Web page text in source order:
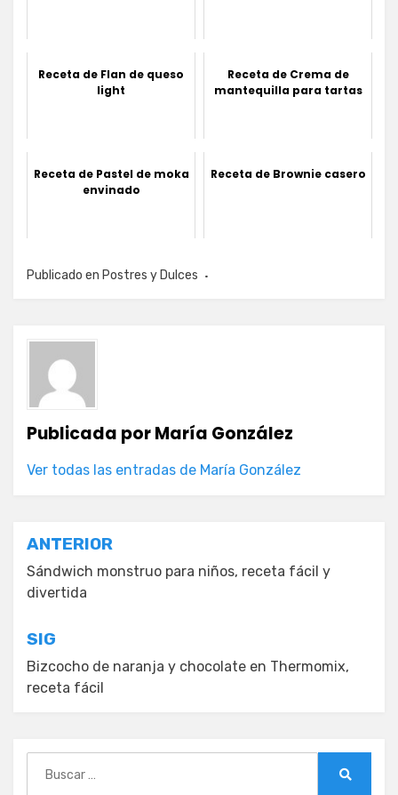
Receta de Flan de queso
light
Receta de Crema de
mantequilla para tartas
Receta de Pastel de moka
envinado
Receta de Brownie casero
Publicado en Postres y Dulces
Publicada porMaría González
Ver todas las entradas de María González
Navegación
de
entradas
ANTERIOR
Sándwich monstruo para niños, receta fácil y
divertida
SIG
Bizcocho de naranja y chocolate en Thermomix,
receta fácil